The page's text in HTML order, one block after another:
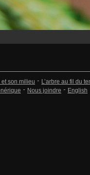
et son milieu
L’arbre au fil du
Nous joindre English